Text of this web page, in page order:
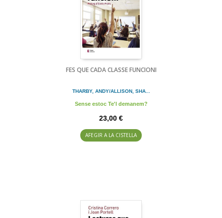
FES QUE CADA CLASSE FUNCIONI
THARBY, ANDY/ALLISON, SHA...
Sense estoc Te'l demanem?
23,00 €
AFEGIR A LA CISTELLA